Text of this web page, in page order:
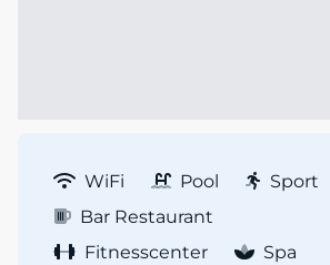
WiFi Pool
Sport
Bar Restaurant
Fitnesscenter
Spa